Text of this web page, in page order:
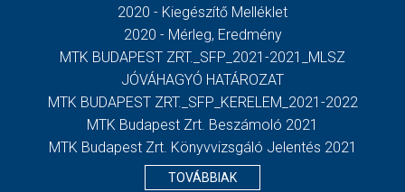
2020 - Kiegészítő Melléklet
2020 - Mérleg, Eredmény
MTK BUDAPEST ZRT._SFP_2021-2021_MLSZ
JÓVÁHAGYÓ HATÁROZAT
MTK BUDAPEST ZRT._SFP_KERELEM_2021-2022
MTK Budapest Zrt. Beszámoló 2021
MTK Budapest Zrt. Könyvvizsgáló Jelentés 2021
TOVÁBBIAK